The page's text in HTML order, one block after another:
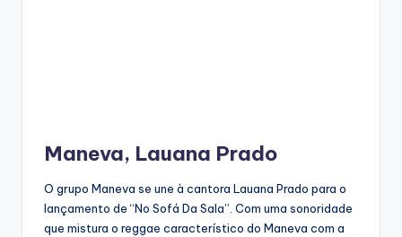
Maneva, Lauana Prado
O grupo Maneva se une à cantora Lauana Prado para o
lançamento de “No Sofá Da Sala”. Com uma sonoridade
que mistura o reggae característico do Maneva com a